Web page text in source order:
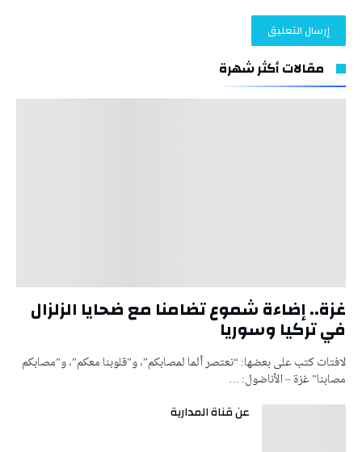
مقالات أكثر شهرة
غزة.. إضاءة شموع تضامنا مع ضحايا الزلزال
في تركيا وسوريا
لافتات كتب على بعضها: “نعتصر ألما لمصابكم”، و”قلوبنا معكم”، و”مصابكم
مصابنا” غزة – الأناضول: …
عن قناة المدارية